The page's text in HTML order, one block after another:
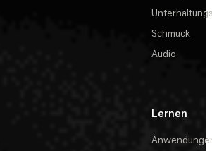
Schmuck
Audio
Lernen